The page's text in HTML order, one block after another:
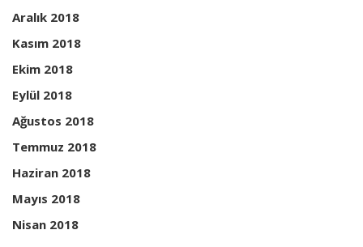
Aralık 2018
Kasım 2018
Ekim 2018
Eylül 2018
Ağustos 2018
Temmuz 2018
Haziran 2018
Mayıs 2018
Nisan 2018